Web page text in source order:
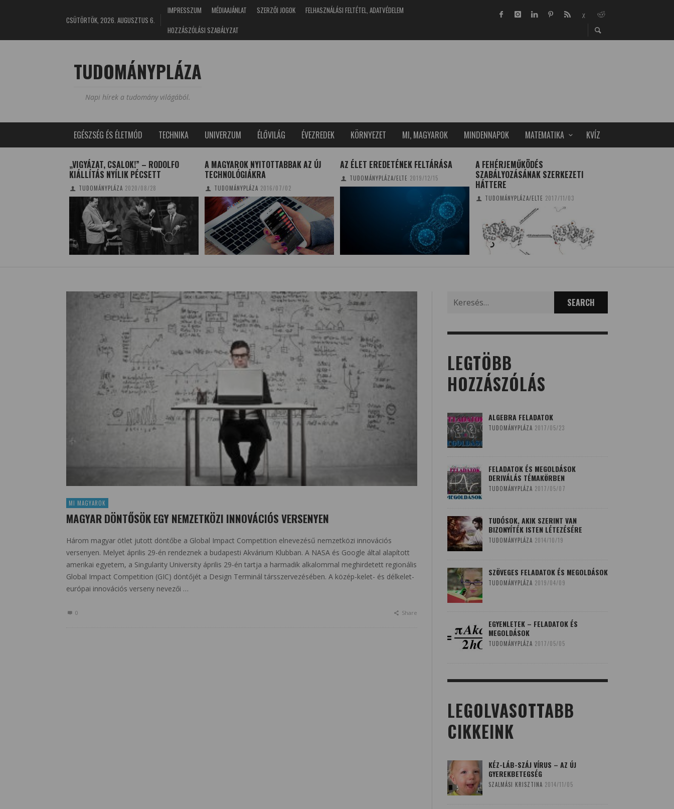
CSÜTÖRTÖK, 2026. AUGUSZTUS 6.
IMPRESSZUM MÉDIAAJÁNLAT SZERZŐI JOGOK
FELHASZNÁLÁSI FELTÉTEL, ADATVÉDELEM
HOZZÁSZÓLÁSI SZABÁLYZAT
TUDOMÁNYPLÁZA
Napi hírek a tudomány világából.
EGÉSZSÉG ÉS ÉLETMÓD TECHNIKA UNIVERZUM ÉLŐVILÁG ÉVEZREDEK KÖRNYEZET MI, MAGYAROK MINDENNAPOK MATEMATIKA KVÍZ
„VIGYÁZAT, CSALOK!” – RODOLFO
KIÁLLÍTÁS NYÍLIK PÉCSETT
TUDOMÁNYPLÁZA 2020/08/28
A MAGYAROK NYITOTTABBAK AZ ÚJ
TECHNOLÓGIÁKRA
TUDOMÁNYPLÁZA 2016/07/02
AZ ÉLET EREDETÉNEK FELTÁRÁSA
TUDOMÁNYPLÁZA/ELTE 2019/12/15
A FEHÉRJEMŰKÖDÉS
SZABÁLYOZÁSÁNAK SZERKEZETI
HÁTTERE
TUDOMÁNYPLÁZA/ELTE 2017/11/03
MI MAGYAROK
MAGYAR DÖNTŐSÖK EGY NEMZETKÖZI INNOVÁCIÓS VERSENYEN
Három magyar ötlet jutott döntőbe a Global Impact Competition elnevezésű nemzetközi innovációs
versenyen. Melyet április 29-én rendeznek a budapesti Akvárium Klubban. A NASA és Google által alapított
amerikai egyetem, a Singularity University április 29-én tartja a harmadik alkalommal meghirdetett regionális
Global Impact Competition (GIC) döntőjét a Design Terminál társszervezésében. A közép-kelet- és délkelet-
európai innovációs verseny nevezői …
0 Share
for:
LEGTÖBB
HOZZÁSZÓLÁS
ALGEBRA FELADATOK
TUDOMÁNYPLÁZA 2017/05/23
FELADATOK ÉS MEGOLDÁSOK
DERIVÁLÁS TÉMAKÖRBEN
TUDOMÁNYPLÁZA 2017/05/07
TUDÓSOK, AKIK SZERINT VAN
BIZONYÍTÉK ISTEN LÉTEZÉSÉRE
TUDOMÁNYPLÁZA 2014/10/19
SZÖVEGES FELADATOK ÉS MEGOLDÁSOK
TUDOMÁNYPLÁZA 2019/04/09
EGYENLETEK – FELADATOK ÉS
MEGOLDÁSOK
TUDOMÁNYPLÁZA 2017/05/05
LEGOLVASOTTABB
CIKKEINK
KÉZ-LÁB-SZÁJ VÍRUS – AZ ÚJ
GYEREKBETEGSÉG
SZALMÁSI KRISZTINA 2014/11/05